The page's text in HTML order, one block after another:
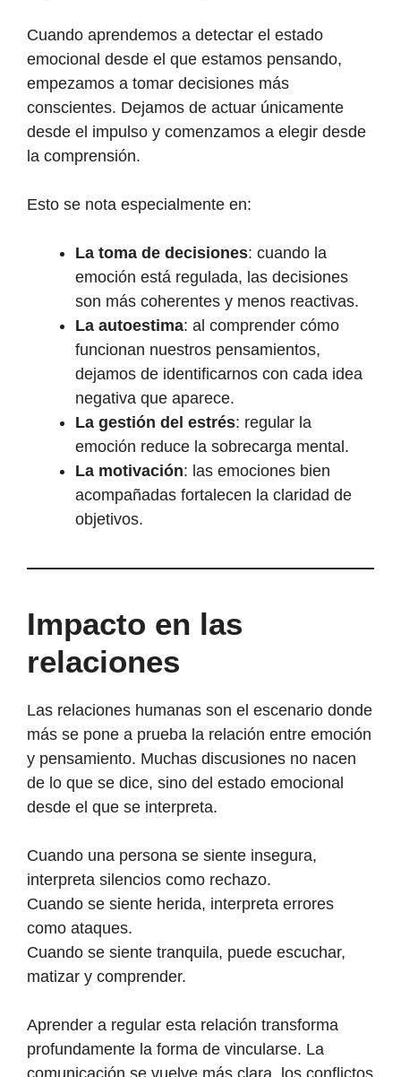
Cuando aprendemos a detectar el estado
emocional desde el que estamos pensando,
empezamos a tomar decisiones más
conscientes. Dejamos de actuar únicamente
desde el impulso y comenzamos a elegir desde
la comprensión.
Esto se nota especialmente en:
La toma de decisiones: cuando la
emoción está regulada, las decisiones
son más coherentes y menos reactivas.
La autoestima: al comprender cómo
funcionan nuestros pensamientos,
dejamos de identificarnos con cada idea
negativa que aparece.
La gestión del estrés: regular la
emoción reduce la sobrecarga mental.
La motivación: las emociones bien
acompañadas fortalecen la claridad de
objetivos.
Impacto en las
relaciones
Las relaciones humanas son el escenario donde
más se pone a prueba la relación entre emoción
y pensamiento. Muchas discusiones no nacen
de lo que se dice, sino del estado emocional
desde el que se interpreta.
Cuando una persona se siente insegura,
interpreta silencios como rechazo.
Cuando se siente herida, interpreta errores
como ataques.
Cuando se siente tranquila, puede escuchar,
matizar y comprender.
Aprender a regular esta relación transforma
profundamente la forma de vincularse. La